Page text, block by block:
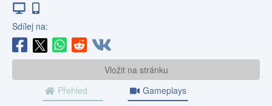
Sdílej na:
Vložit na stránku
Přehled
Gameplays